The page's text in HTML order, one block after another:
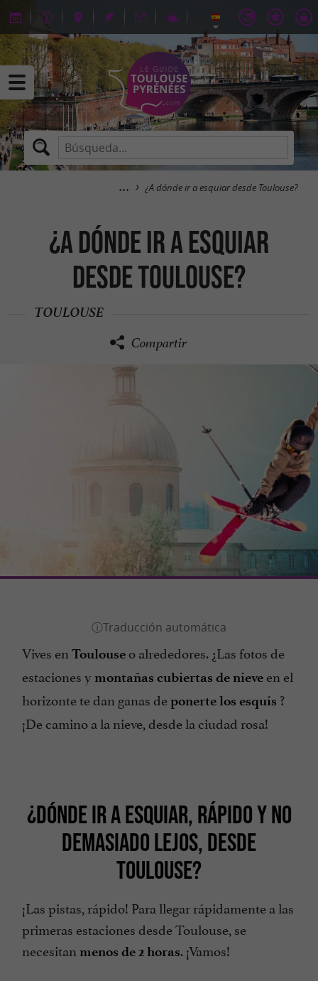
¿A dónde ir a esquiar desde Toulouse?
¿A dónde ir a esquiar
desde Toulouse?
TOULOUSE
Compartir
Vives en Toulouse o alrededores. ¿Las fotos de
estaciones y montañas cubiertas de nieve en el
horizonte te dan ganas deponerte los esquís ?
¡De camino a la nieve, desde la ciudad rosa!
¿DÓNDE IR A ESQUIAR, RÁPIDO Y NO
DEMASIADO LEJOS, DESDE
TOULOUSE?
¡Las pistas, rápido! Para llegar rápidamente a las
primeras estaciones desde Toulouse, se
necesitan menos de 2 horas. ¡Vamos!